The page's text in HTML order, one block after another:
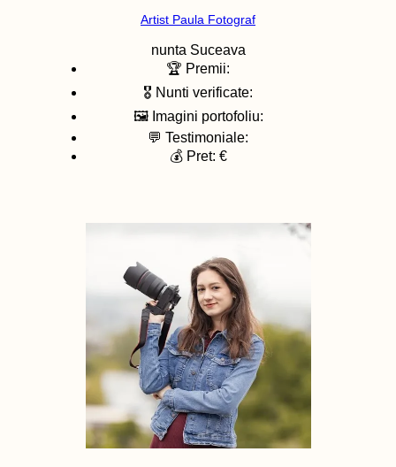
Artist Paula Fotograf
nunta Suceava
🏆 Premii:
🎖️ Nunti verificate:
🖼️ Imagini portofoliu:
💬 Testimoniale:
💰 Pret: €